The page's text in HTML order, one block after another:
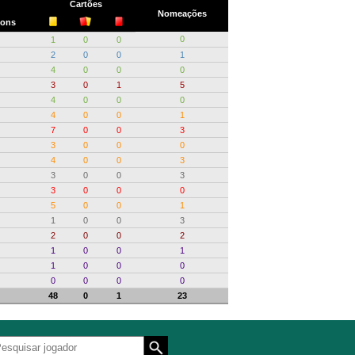
Cartões
Nomeações
1
0 0
0
2
0 0
1
4
0 0
0
3
0 1
5
4
0 0
0
4
0 0
1
7
0 0
3
3
0 0
0
4
0 0
3
3
0 0
3
3
0 0
0
5
0 0
1
1
0 0
3
2
0 0
2
1
0 0
1
1
0 0
0
0
0 0
0
48
0 1 23